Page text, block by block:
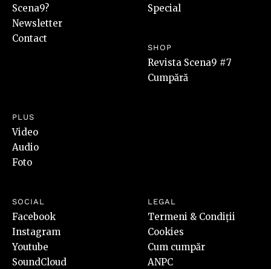
Scena9?
Newsletter
Contact
Special
SHOP
Revista Scena9 #7
Cumpără
PLUS
Video
Audio
Foto
SOCIAL
Facebook
Instagram
Youtube
SoundCloud
LEGAL
Termeni & Condiții
Cookies
Cum cumpăr
ANPC